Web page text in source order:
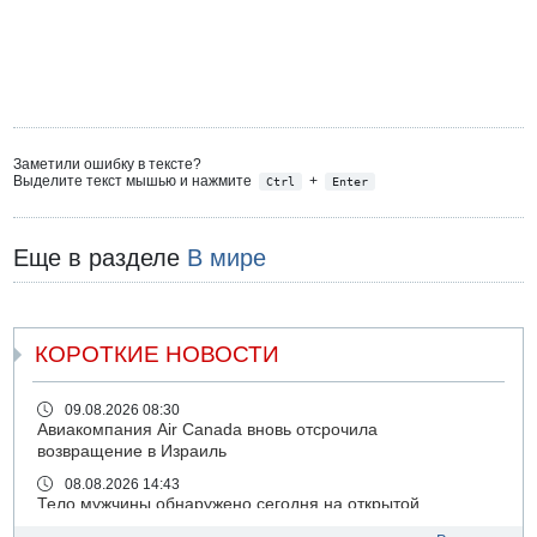
Заметили ошибку в тексте?
Выделите текст мышью и нажмите
Ctrl + Enter
Еще в разделе В мире
КОРОТКИЕ НОВОСТИ
09.08.2026 08:30
Авиакомпания Air Canada вновь отсрочила
возвращение в Израиль
08.08.2026 14:43
Тело мужчины обнаружено сегодня на открытой